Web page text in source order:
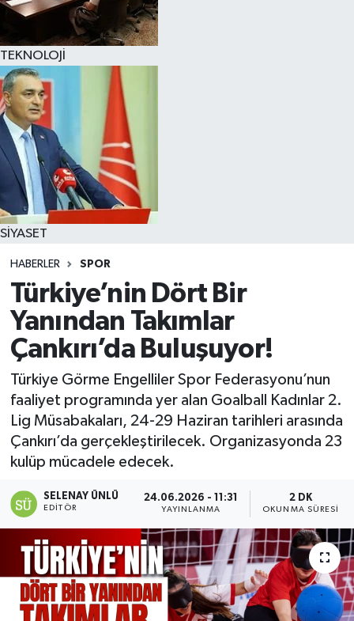
TEKNOLOJİ
SİYASET
HABERLER SPOR
Türkiye’nin Dört Bir
Yanından Takımlar
Çankırı’da Buluşuyor!
Türkiye Görme Engelliler Spor Federasyonu’nun
faaliyet programında yer alan Goalball Kadınlar 2.
Lig Müsabakaları, 24-29 Haziran tarihleri arasında
Çankırı’da gerçekleştirilecek. Organizasyonda 23
kulüp mücadele edecek.
SELENAY ÜNLÜ
EDITÖR
24.06.2026 - 11:31
YAYINLANMA
2 DK
OKUNMA SÜRESI